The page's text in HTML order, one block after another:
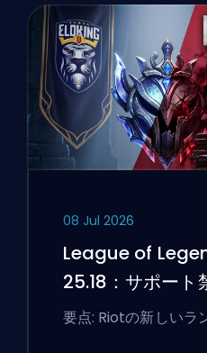
08 Jul 2026
League of
25.18：サポート
ィングのフラグ
要点: Riotの新しいラ